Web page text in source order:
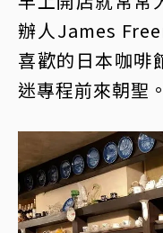
辦人James
喜歡的日本咖啡
迷專程前來朝聖。